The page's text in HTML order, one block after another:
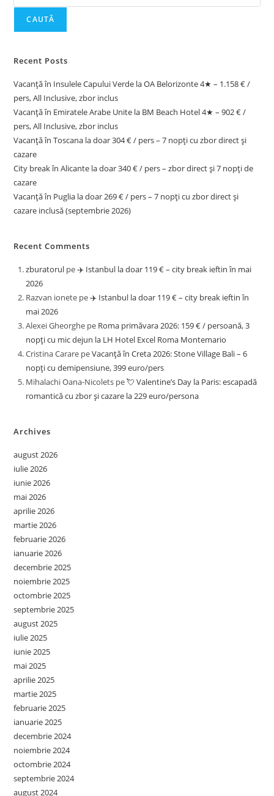
CAUTĂ
Recent Posts
Vacanță în Insulele Capului Verde la OA Belorizonte 4★ – 1.158 € /
pers, All Inclusive, zbor inclus
Vacanță în Emiratele Arabe Unite la BM Beach Hotel 4★ – 902 € /
pers, All Inclusive, zbor inclus
Vacanță în Toscana la doar 304 € / pers – 7 nopți cu zbor direct și
cazare
City break în Alicante la doar 340 € / pers – zbor direct și 7 nopți de
cazare
Vacanță în Puglia la doar 269 € / pers – 7 nopți cu zbor direct și
cazare inclusă (septembrie 2026)
Recent Comments
zburatorul pe ✈️ Istanbul la doar 119 € – city break ieftin în mai
2026
Razvan ionete pe ✈️ Istanbul la doar 119 € – city break ieftin în
mai 2026
Alexei Gheorghe pe Roma primăvara 2026: 159 € / persoană, 3
nopți cu mic dejun la LH Hotel Excel Roma Montemario
Cristina Carare peVacanță în Creta 2026: Stone Village Bali – 6
nopți cu demipensiune, 399 euro/pers
Mihalachi Oana-Nicolets pe💘 Valentine’s Day la Paris: escapadă
romantică cu zbor și cazare la 229 euro/persona
Archives
august 2026
iulie 2026
iunie 2026
mai 2026
aprilie 2026
martie 2026
februarie 2026
ianuarie 2026
decembrie 2025
noiembrie 2025
octombrie 2025
septembrie 2025
august 2025
iulie 2025
iunie 2025
mai 2025
aprilie 2025
martie 2025
februarie 2025
ianuarie 2025
decembrie 2024
noiembrie 2024
octombrie 2024
septembrie 2024
august 2024